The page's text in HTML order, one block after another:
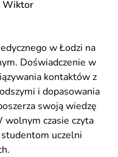
Wiktor
w Łodzi na
Doświadczenie w
kontaktów z
i dopasowania
swoją wiedzę
czasie czyta
uczelni